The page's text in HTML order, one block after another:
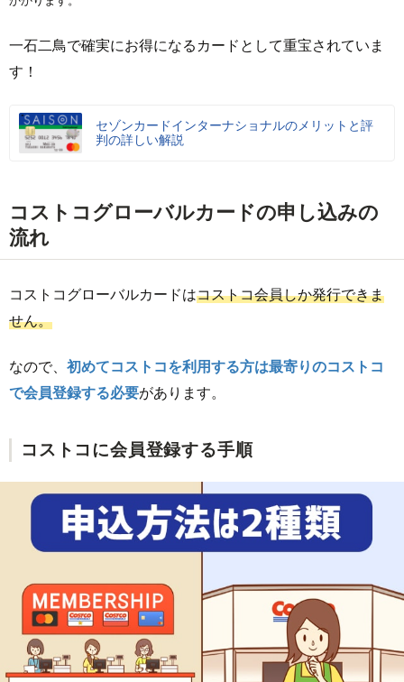
一石二鳥で確実にお得になるカードとして重宝されていま
す！
セゾンカードインターナショナルのメリットと評
判の詳しい解説
コストコグローバルカードの申し込みの
流れ
コストコグローバルカードはコストコ会員しか発行できま
せん。
なので、 初めてコストコを利用する方は最寄りのコストコ
で会員登録する必要があります。
コストコに会員登録する手順